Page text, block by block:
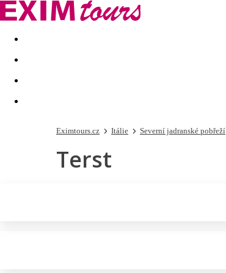
Akční nabídky Last minute
Eximtours.cz Itálie Severní jadranské pobřeží
Terst